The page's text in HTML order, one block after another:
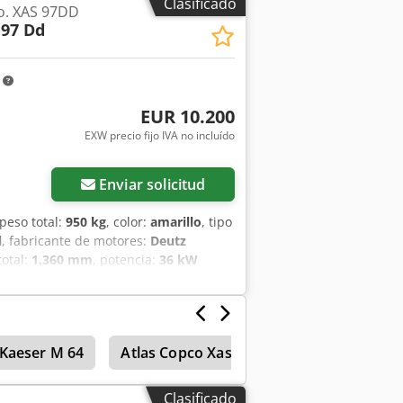
XAS 97DD
Dd
EUR 10.200
EXW precio fijo IVA no incluído
Enviar solicitud
total: 950 kg, color: amarillo, tipo
, fabricante de motores: Deutz
1.360 mm, potencia: 36 kW
de funcionamiento:1.190 h, próxima
inercia y de estacionamiento con
Ahotwz Ezj Tjck - Opción de
para automóvil, dispositivo de
conforme a la Directiva 87/404/CEE
Kaeser M 64 Atlas Copco Xas 45
Clasificado